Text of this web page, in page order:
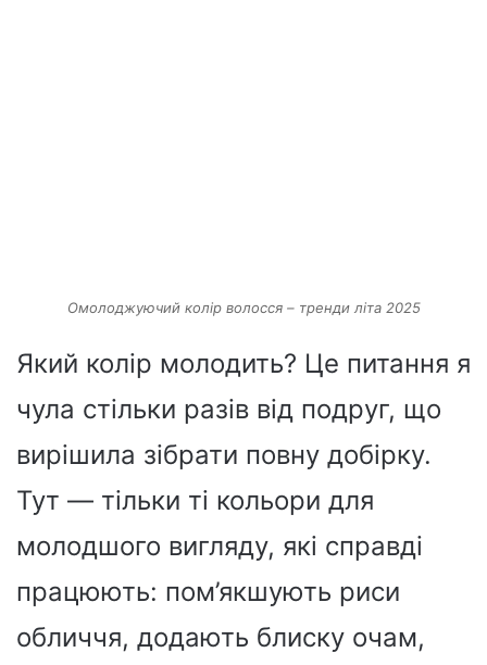
Омолоджуючий колір волосся – тренди літа 2025
Який колір молодить? Це питання я
чула стільки разів від подруг, що
вирішила зібрати повну добірку.
Тут — тільки ті кольори для
молодшого вигляду, які справді
працюють: пом’якшують риси
обличчя, додають блиску очам,